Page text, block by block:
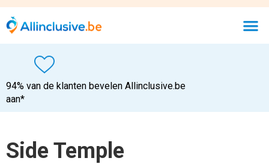
94% van de klanten bevelen Allinclusive.be
aan*
Side Temple